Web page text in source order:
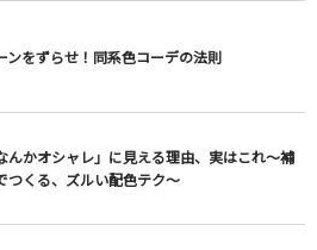
ンをずらせ！同系色コーデの法則
んかオシャレ」に見える理由、実はこれ〜補
つくる、ズルい配色テク〜